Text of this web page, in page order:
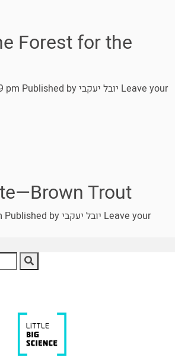
Forest for the
pm Published byיובל יעקבי Leave your
Trout
Published byיובל יעקבי Leave your